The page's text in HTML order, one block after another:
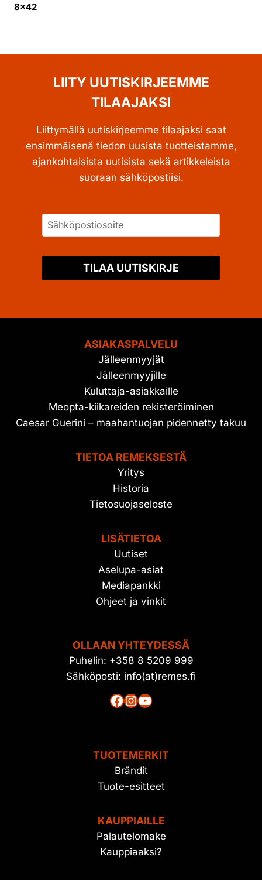
8×42
LIITY UUTISKIRJEEMME
TILAAJAKSI
Liittymällä uutiskirjeemme tilaajaksi saat
ensimmäisenä tiedon uusista tuotteistamme,
ajankohtaisista uutisista sekä artikkeleista
suoraan sähköpostiisi.
TILAA UUTISKIRJE
ASIAKASPALVELU
Jälleenmyyjät
Jälleenmyyjille
Kuluttaja-asiakkaille
Meopta-kiikareiden rekisteröiminen
Caesar Guerini – maahantuojan pidennetty takuu
TIETOA REMEKSESTÄ
Yritys
Historia
Tietosuojaseloste
LISÄTIETOA
Uutiset
Aselupa-asiat
Mediapankki
Ohjeet ja vinkit
OLLAAN YHTEYDESSÄ
Puhelin: +358 8 5209 999
Sähköposti: info(at)remes.fi
Facebook
Instagram
YouTube
TUOTEMERKIT
Brändit
Tuote-esitteet
KAUPPIAILLE
Palautelomake
Kauppiaaksi?